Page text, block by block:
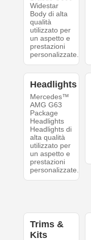
Widestar
Body di alta
qualità
utilizzato per
un aspetto e
prestazioni
personalizzate.
Headlights
Mercedes™
AMG G63
Package
Headlights
Headlights di
alta qualità
utilizzato per
un aspetto e
prestazioni
personalizzate.
Trims &
Kits